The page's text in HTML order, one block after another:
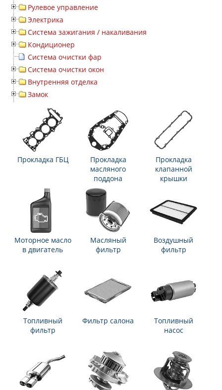
Рулевое управление
Электрика
Система зажигания / накаливания
Кондиционер
Система очистки фар
Система очистки окон
Внутренняя отделка
Замок
Прокладка ГБЦ
Прокладка
масляного
поддона
Прокладка
клапанной
крышки
Моторное масло
в двигатель
Масляный
фильтр
Воздушный
фильтр
Топливный
фильтр
Фильтр салона
Топливный
насос